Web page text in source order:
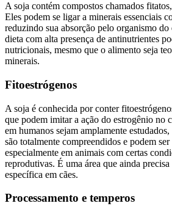
A soja contém compostos chamados
Eles podem se ligar a minerais essenciais
reduzindo sua absorção pelo organismo
dieta com alta presença de antinutrientes
nutricionais, mesmo que o alimento seja
minerais.
Fitoestrógenos
A soja é conhecida por conter
que podem imitar a ação do estrogênio no
em humanos sejam amplamente
são totalmente compreendidos e podem
especialmente em animais com certas
reprodutivas. É uma área que ainda precisa
específica em cães.
Processamento e temperos